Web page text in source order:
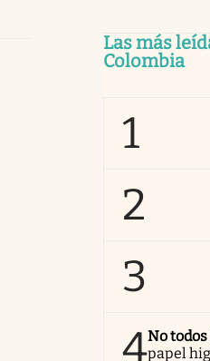
Las más
Colombia
1
2
3
4No
papel